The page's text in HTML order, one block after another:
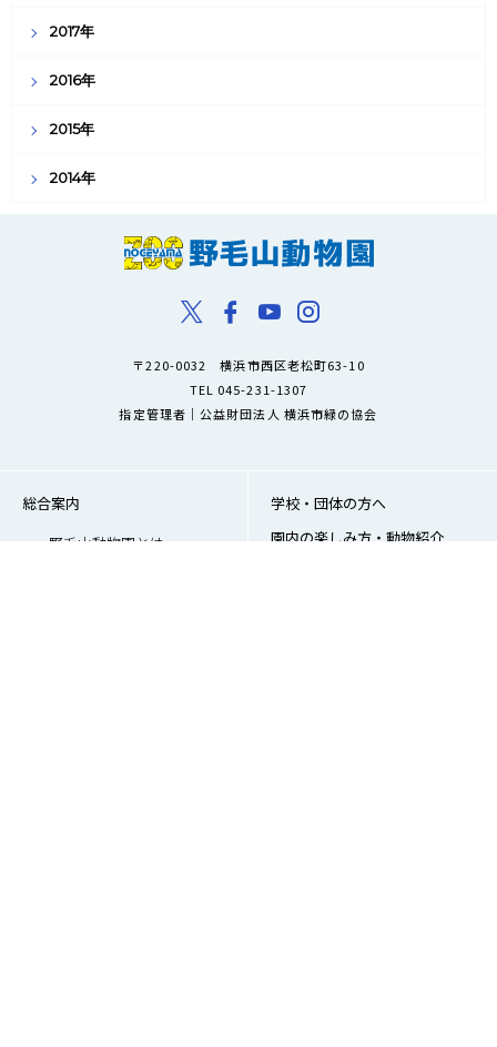
2017年
2016年
2015年
2014年
〒220-0032 横浜市西区老松町63-10
TEL 045-231-1307
指定管理者｜公益財団法人 横浜市緑の協会
総合案内
学校・団体の方へ
園内の楽しみ方・動物紹介